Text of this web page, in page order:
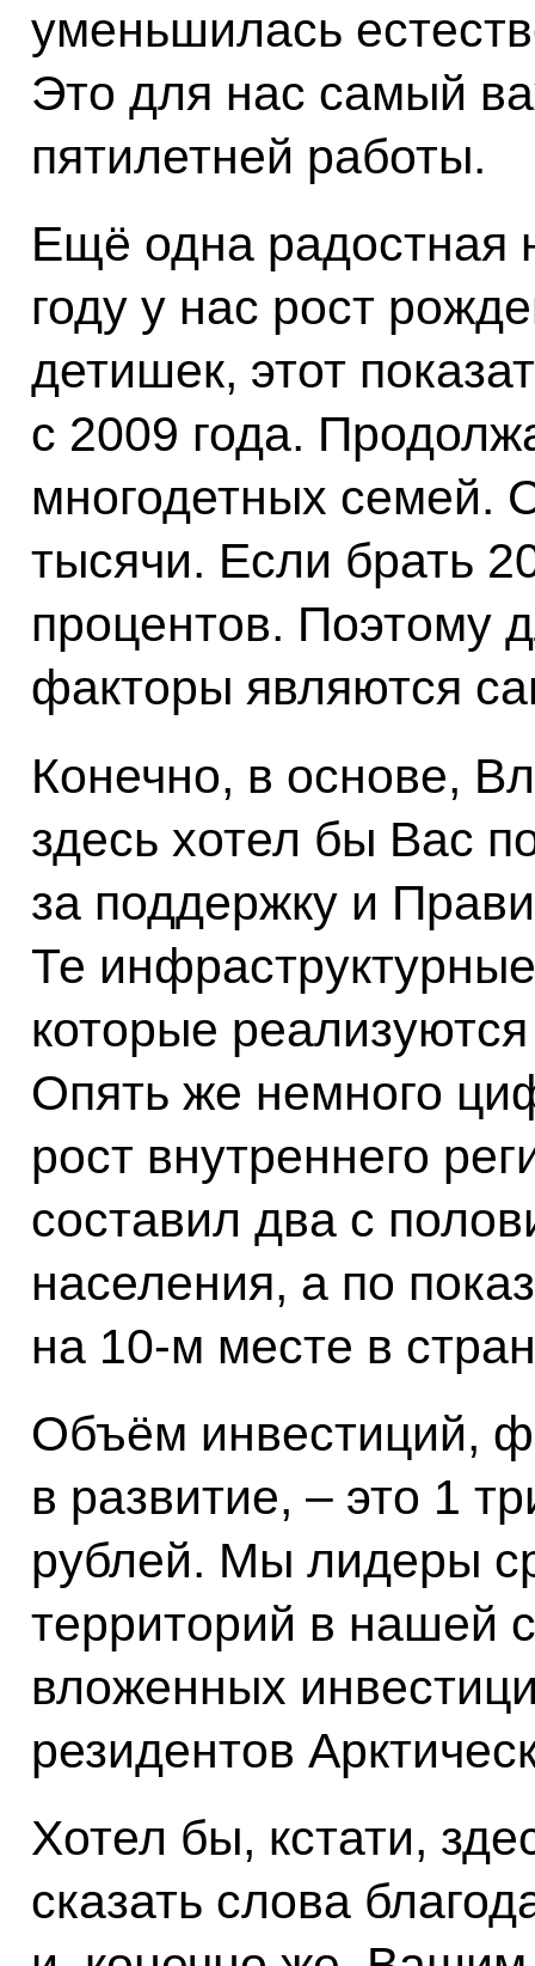
уменьшилась
Это для нас самый
пятилетней работы.
Ещё одна радостная
году у нас рост
детишек, этот
с 2009 года.
многодетных семей.
тысячи. Если брать
процентов. Поэтому
факторы являются
Конечно, в основе,
здесь хотел бы Вас
за поддержку и
Те
которые
Опять же немного
рост внутреннего
составил два с
населения, а по
на 10-м месте в
Объём инвестиций,
в развитие, – это 1
рублей. Мы лидеры
территорий в нашей
вложенных
резидентов
Хотел бы, кстати,
сказать слова